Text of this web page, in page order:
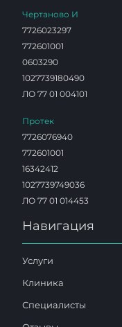
Чертаново И
7726023297
772601001
0603290
1027739180490
ЛО 77 01 004101
Протек
7726076940
772601001
16342412
1027739749036
ЛО 77 01 014453
Навигация
Услуги
Клиника
Специалисты